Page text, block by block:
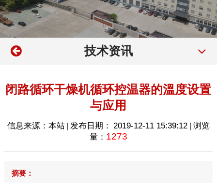
技术资讯
闭路循环干燥机循环控温器的溫度设置
与应用
信息来源：本站 | 发布日期： 2019-12-11 15:39:12 | 浏览
量： 1273
摘要：